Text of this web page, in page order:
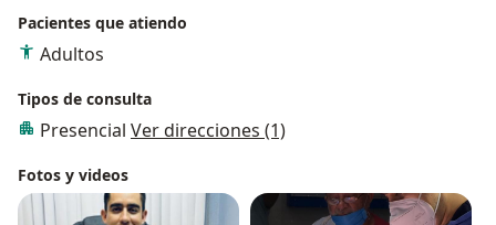
Pacientes que atiendo
Adultos
Tipos de consulta
Presencial Ver direcciones (1)
Fotos y videos